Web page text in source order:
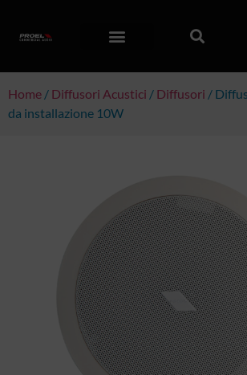
Home / Diffusori Acustici / Diffusori /
da installazione 10W